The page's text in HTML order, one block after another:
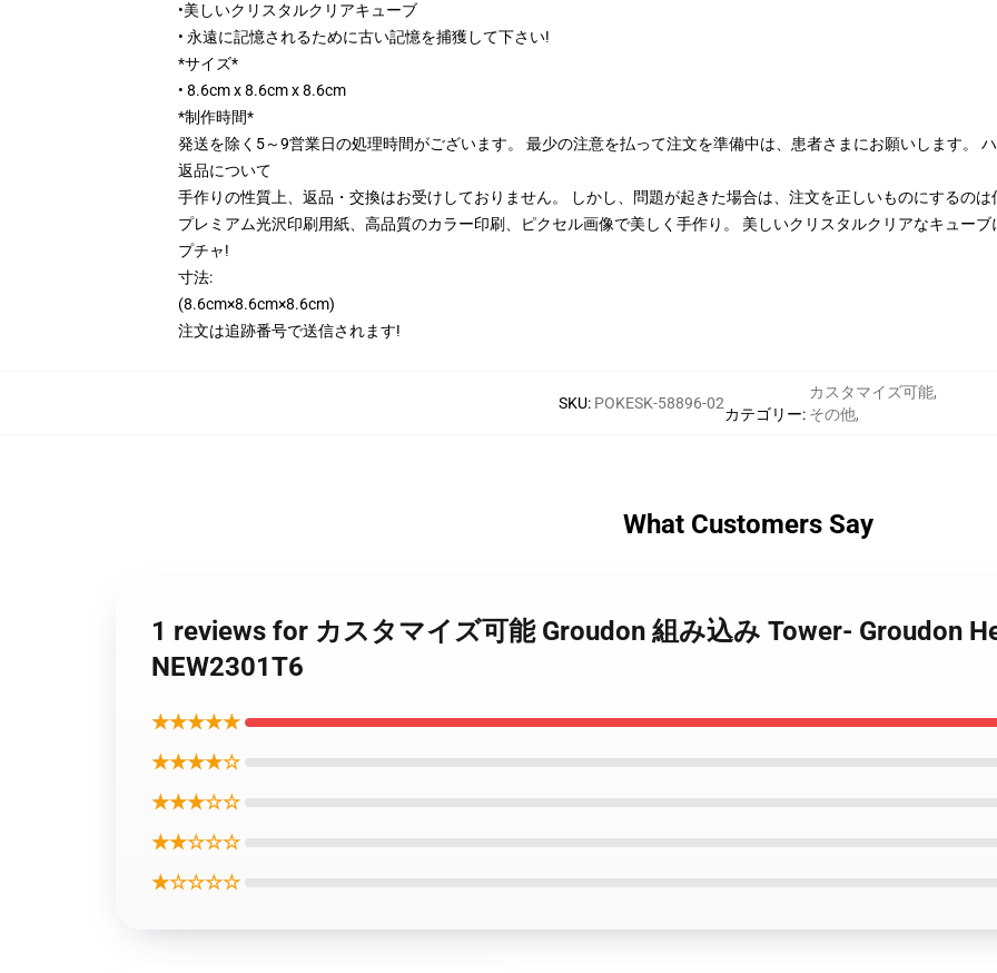
•美しいクリスタルクリアキューブ
• 永遠に記憶されるために古い記憶を捕獲して下さい!
*サイズ*
• 8.6cm x 8.6cm x 8.6cm
*制作時間*
発送を除く5～9営業日の処理時間がございます。 最少の注意を払って注文を準備中は、患者さまにお願いします。
返品について
手作りの性質上、返品・交換はお受けしておりません。 しかし、問題が起きた場合は、注文を正しいものにするのは
プレミアム光沢印刷用紙、高品質のカラー印刷、ピクセル画像で美しく手作り。 美しいクリスタルクリアなキュー
プチャ!
寸法:
(8.6cm×8.6cm×8.6cm)
注文は追跡番号で送信されます!
SKU: POKESK-58896-02
カテゴリー:
カスタマイズ可能,
その他,
What Customers Say
1 reviews for カスタマイズ可能 Groudon 組み込み Tower- Groudon
NEW2301T6
★★★★★
★★★★☆
★★★☆☆
★★☆☆☆
★☆☆☆☆